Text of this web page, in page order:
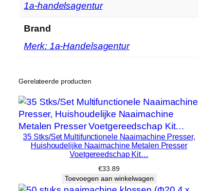
e
‎1a-handelsagentur
Brand
Merk: 1a-Handelsagentur
Gerelateerde producten
35 Stks/Set Multifunctionele Naaimachine Presser,
Huishoudelijke Naaimachine Metalen Presser
Voetgereedschap Kit…
€33.89
Toevoegen aan winkelwagen